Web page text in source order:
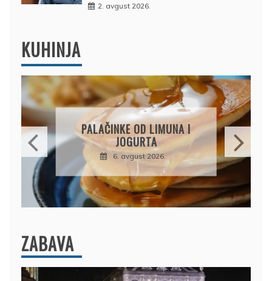
2. avgust 2026.
KUHINJA
BRZI KOLAČ BEZ PEČENJA:
PIŠKOTE, MALINE I
ČOKOLADA U SAVRŠENOJ
KOMBINACIJI
6. avgust 2026.
ZABAVA